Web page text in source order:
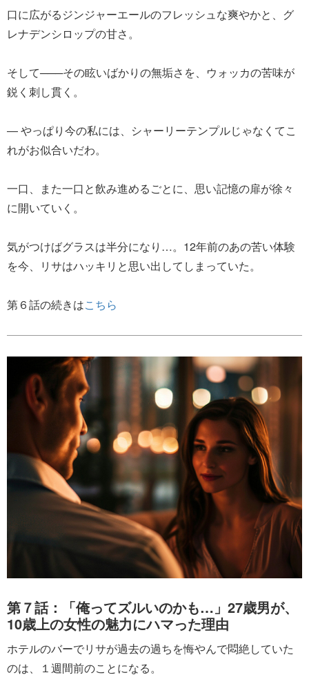
口に広がるジンジャーエールのフレッシュな爽やかと、グ
レナデンシロップの甘さ。
そして───その眩いばかりの無垢さを、ウォッカの苦味が
鋭く刺し貫く。
― やっぱり今の私には、シャーリーテンプルじゃなくてこ
れがお似合いだわ。
一口、また一口と飲み進めるごとに、思い記憶の扉が徐々
に開いていく。
気がつけばグラスは半分になり…。12年前のあの苦い体験
を今、リサはハッキリと思い出してしまっていた。
第６話の続きはこちら
第７話：「俺ってズルいのかも…」27歳男が、
10歳上の女性の魅力にハマった理由
ホテルのバーでリサが過去の過ちを悔やんで悶絶していた
のは、１週間前のことになる。